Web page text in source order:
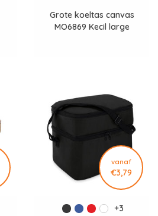
Grote koeltas canvas
MO6869 Kecil large
vanaf
€3,79
+3